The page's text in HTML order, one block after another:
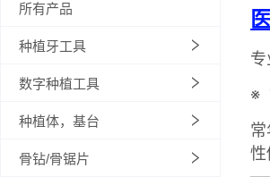
所有产品
种植牙工具
数字种植工具
种植体，基台
骨钻/骨锯片